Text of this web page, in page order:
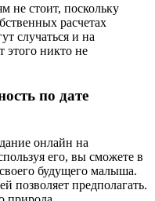
не стоит, поскольку
расчетах
случаться и на
этого никто не
по дате
онлайн на
его, вы сможете в
будущего малыша.
позволяет предполагать.